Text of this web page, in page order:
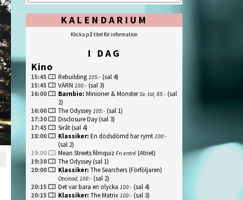
KALENDARIUM
Klicka på titel för information
I DAG
Kino
15:45 Rebuilding 105:- (sal 4)
15:45
VÄRN 100:- (sal 3)
16:00
Barnbio: Minioner & Monster Sv. tal, 85:- (sal
2)
16:00
The Odyssey 105:- (sal 1)
17:30
Disclosure Day(sal 3)
17:45
Sirât(sal 4)
18:00
Klassiker: En dödsdömd har rymt 100:-
(sal 2)
19:00
Mean Streets filmquiz Fri entré (Atriet)
19:30
The Odyssey(sal 1)
20:00
Klassiker: The Searchers (Förföljaren)
Otextad, 100:- (sal 2)
20:15
Det var bara en olycka 100:- (sal 4)
20:15
Klassiker: The Matrix 100:- (sal 3)